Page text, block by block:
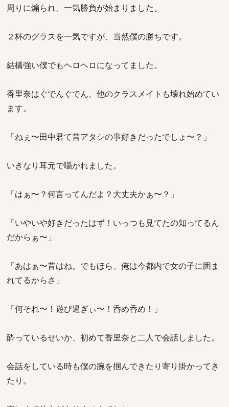
周りに煽られ、一気勝負が始まりました。
２杯のグラスを一気ですが、当然僕の勝ちです。
結構強い僕でもヘロヘロになってました。
香里奈はぐでんぐでん、他のクラスメイトも壊れ始めてい
ます。
「ねぇ〜田中君て昔アタシの事好きだったでしょ〜？」
いきなり耳元で囁かれました。
「はぁ〜？何言ってんだよ？大丈夫かぁ〜？」
「いやいや好きだったはず！いっつも見てたの知ってるん
だからぁ〜」
「あはぁ〜昔はね。でもほら、俺は今都内で女の子に囲ま
れてるからさ」
「何それ〜！遊び過ぎぃ〜！呑め呑め！」
酔っているせいか、初めて香里奈と二人で会話しました。
会話をしている時も僕の腕を掴んできたり寄り掛かってき
たり。